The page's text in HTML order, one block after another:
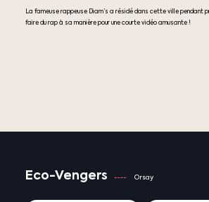
La fameuse rappeuse Diam’s a résidé dans cette ville pendant
faire du rap à sa manière pour une courte vidéo amusante !
Eco-Vengers Orsay